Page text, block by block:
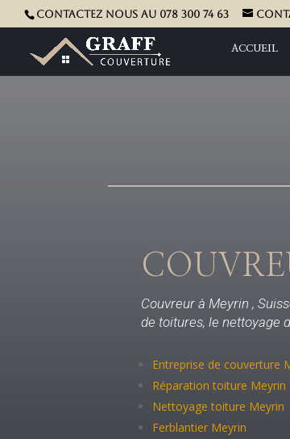
Contactez nous au 078 300 74 63
ACCUEIL
Couvreur à Meyrin ,
de toitures, le nettoyage
Entreprise de couverture
Réparation toiture Meyrin
Nettoyage toiture Meyrin
Ferblantier Meyrin